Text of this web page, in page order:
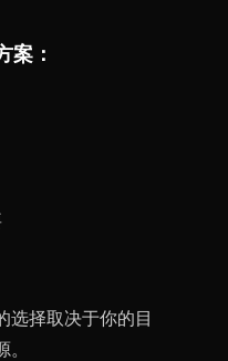
案：
选择取决于你的目